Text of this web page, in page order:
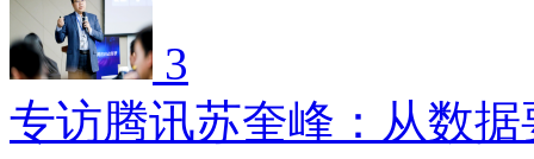
3
专访腾讯苏奎峰：从数据